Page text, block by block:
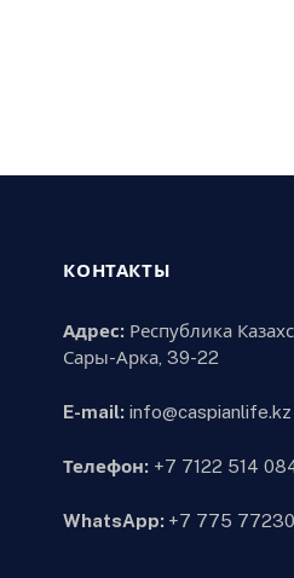
КОНТАКТЫ
Адрес: Республика
Сары-Арка, 39-22
E-mail: info@caspianlife.kz
Телефон: +7 7122 514
WhatsApp: +7 775